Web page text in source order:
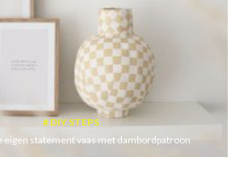
DIY STEPS
eigen statement vaas met dambordpatroon